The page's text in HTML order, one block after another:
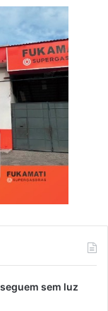
sem luz